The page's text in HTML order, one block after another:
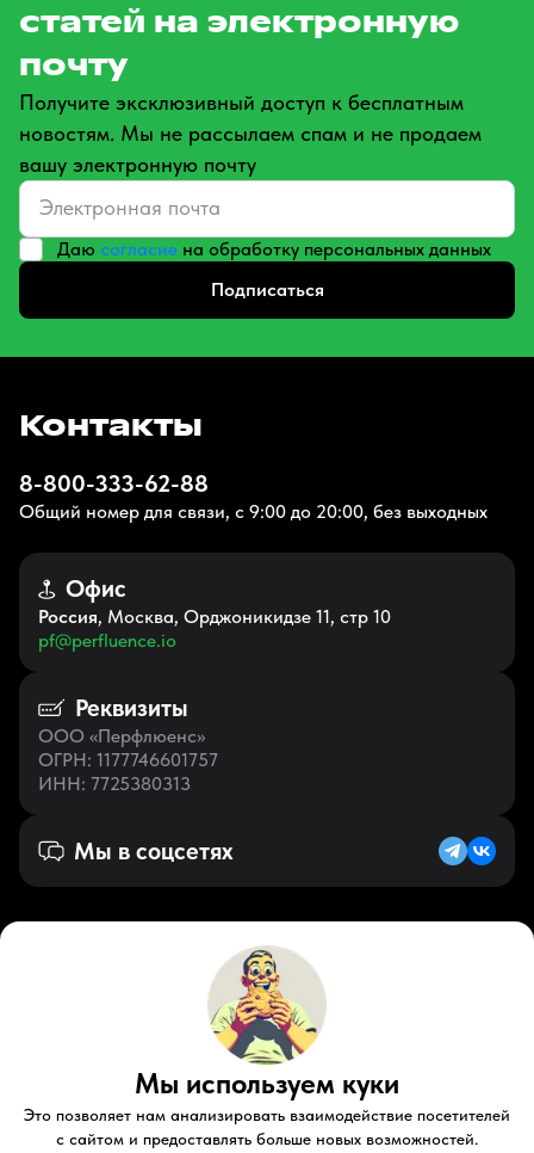
статей на электронную
почту
Получите эксклюзивный доступ к бесплатным
новостям. Мы не рассылаем спам и не продаем
вашу электронную почту
Даю согласие на обработку персональных данных
Подписаться
Контакты
8-800-333-62-88
Общий номер для связи, с 9:00 до 20:00, без выходных
Офис
Россия, Москва, Орджоникидзе 11, стр 10
pf@perfluence.io
Реквизиты
ООО «Перфлюенс»
ОГРН: 1177746601757
ИНН: 7725380313
Мы в соцсетях
Русский (RU)
ZenYoutubeTelegramTiktokКонтакты
Правовые документыУсловия использования
Пользовательское соглашение
Мы используем куки
Это позволяет нам анализировать взаимодействие посетителей
с сайтом и предоставлять больше новых возможностей.